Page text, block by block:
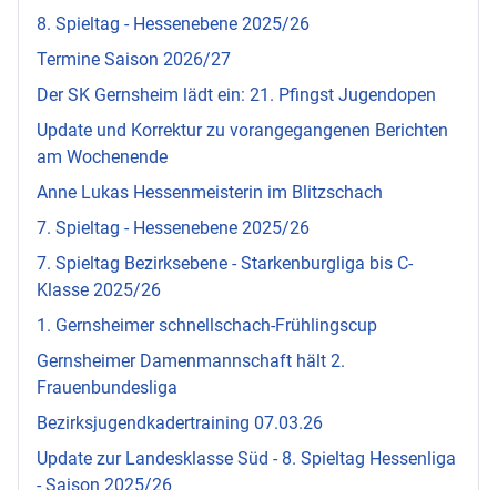
8. Spieltag - Hessenebene 2025/26
Termine Saison 2026/27
Der SK Gernsheim lädt ein: 21. Pfingst Jugendopen
Update und Korrektur zu vorangegangenen Berichten
am Wochenende
Anne Lukas Hessenmeisterin im Blitzschach
7. Spieltag - Hessenebene 2025/26
7. Spieltag Bezirksebene - Starkenburgliga bis C-
Klasse 2025/26
1. Gernsheimer schnellschach-Frühlingscup
Gernsheimer Damenmannschaft hält 2.
Frauenbundesliga
Bezirksjugendkadertraining 07.03.26
Update zur Landesklasse Süd - 8. Spieltag Hessenliga
- Saison 2025/26